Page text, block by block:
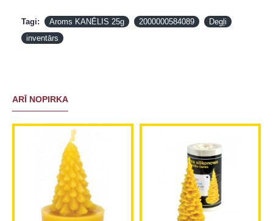
Tagi: Aroms KANĒLIS 25g 2000000584089
Degļi
inventārs
ARĪ NOPIRKA